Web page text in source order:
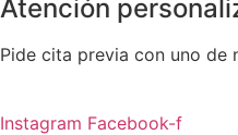
Atención
Pide cita previa con uno de
Instagram Facebook-f